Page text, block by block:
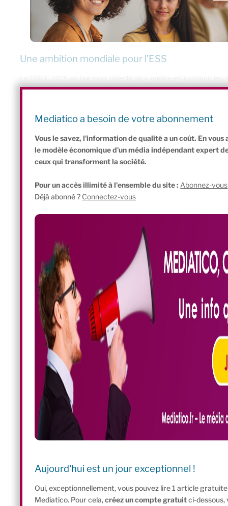
Une ambition mondiale pour l’ESS
l’économie sociale et solidaire la norme économique de
des représentants de gouvernements locaux, des réseaux de
Mediatico a besoin de votre abonnement
Vous le savez, l'information de qualité a un coût. En
le modèle économique d'un média indépendant expert
ceux qui transforment la société.
Pour un accès illimité à l'ensemble du site : Abonnez-vous
Déjà abonné ? Connectez-vous
Aujourd'hui est un jour exceptionnel !
Oui, exceptionnellement, vous pouvez lire 1 article
Mediatico. Pour cela,créez un compte gratuitci-dessous,